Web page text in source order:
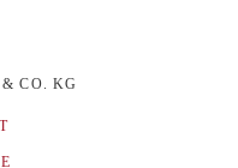
CO. KG